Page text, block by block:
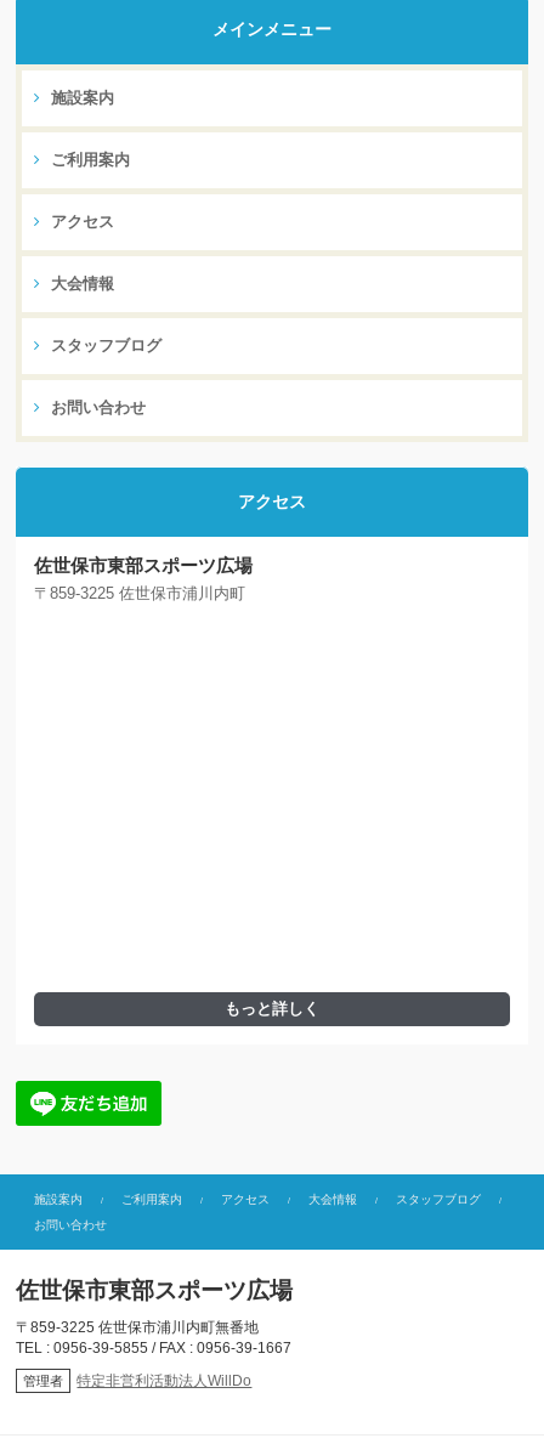
メインメニュー
施設案内
ご利用案内
アクセス
大会情報
スタッフブログ
お問い合わせ
アクセス
佐世保市東部スポーツ広場
〒859-3225 佐世保市浦川内町
もっと詳しく
施設案内 ご利用案内 アクセス 大会情報
スタッフブログ
お問い合わせ
佐世保市東部スポーツ広場
〒859-3225 佐世保市浦川内町無番地
TEL : 0956-39-5855 / FAX : 0956-39-1667
管理者 特定非営利活動法人WillDo